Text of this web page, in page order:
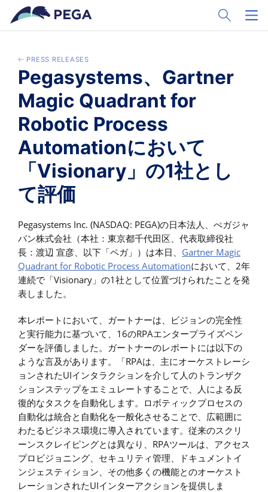
Pular para o conteúdo principal
Toggle
PRESS RELEASES
Pegasystems、Gartner
Magic Quadrant for
Robotic Process
Automationにおいて
「Visionary」の1社とし
て評価
Pegasystems Inc. (NASDAQ: PEGA)の日本法人、ぺガジャ
パン株式会社（本社：東京都千代田区、代表取締役社
長：渡辺 宣彦、以下「ペガ」）は本日、 Gartner Magic
Quadrant for Robotic Process Automationにおいて、2年
連続で「Visionary」の1社として位置づけられたことを発
表しました。
本レポートにおいて、ガートナーは、ビジョンの完全性
と実行能力に基づいて、16のRPAエンタープライズベン
ダーを評価しました。ガートナーのレポートには以下の
ような言及があります。「RPAは、主にオーケストレーシ
ョンされたUIインタラクションを介して人のトランザク
ションステップをエミュレートすることで、人による反
復的なタスクを自動化します。ロボティックプロセスの
自動化は統合と自動化を一般化させることで、広範囲に
わたるビジネス環境に導入されています。従来のスクリ
ーンスクレイピングとは異なり、RPAツールは、アクセス
プロビジョニング、セキュリティ管理、ドキュメントイ
ンジェスティション、その他多くの機能とのオーケスト
レーションされたUIインターアクションを提供しま